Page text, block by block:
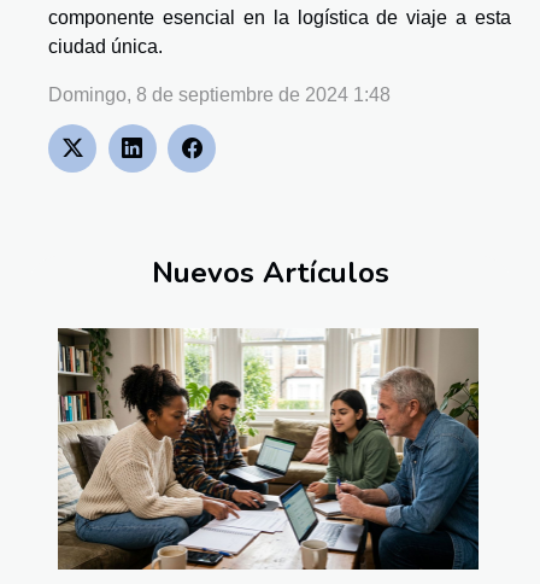
Nuevos Artículos
componente esencial en la logística de viaje a esta
ciudad única.
Domingo, 8 de septiembre de 2024 1:48